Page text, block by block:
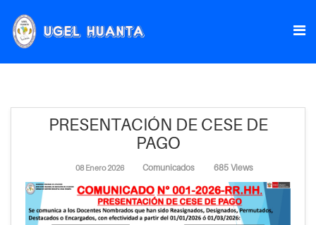
PRESENTACIÓN DE CESE DE
PAGO
08 Enero 2026 Comunicados 685 Views